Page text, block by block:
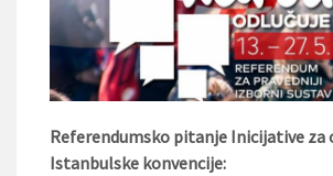
Referendumsko pitanje Inicijative za
Istanbulske konvencije: